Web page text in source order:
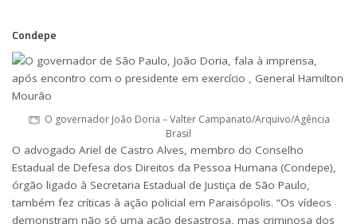
Condepe
O governador João Doria – Valter Campanato/Arquivo/Agência
Brasil
O advogado Ariel de Castro Alves, membro do Conselho
Estadual de Defesa dos Direitos da Pessoa Humana (Condepe),
órgão ligado à Secretaria Estadual de Justiça de São Paulo,
também fez críticas à ação policial em Paraisópolis. “Os vídeos
demonstram não só uma ação desastrosa, mas criminosa dos